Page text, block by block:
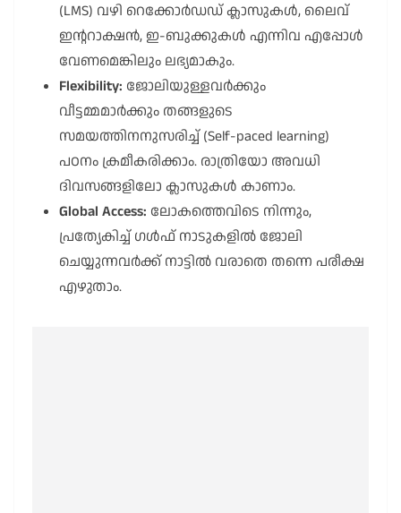
(LMS) വഴി റെക്കോർഡഡ് ക്ലാസുകൾ, ലൈവ്
ഇന്ററാക്ഷൻ, ഇ-ബുക്കുകൾ എന്നിവ എപ്പോൾ
വേണമെങ്കിലും ലഭ്യമാകും.
Flexibility: ജോലിയുള്ളവർക്കും
വീട്ടമ്മമാർക്കും തങ്ങളുടെ
സമയത്തിനനുസരിച്ച് (Self-paced learning)
പഠനം ക്രമീകരിക്കാം. രാത്രിയോ അവധി
ദിവസങ്ങളിലോ ക്ലാസുകൾ കാണാം.
Global Access: ലോകത്തെവിടെ നിന്നും,
പ്രത്യേകിച്ച് ഗൾഫ് നാടുകളിൽ ജോലി
ചെയ്യുന്നവർക്ക് നാട്ടിൽ വരാതെ തന്നെ പരീക്ഷ
എഴുതാം.